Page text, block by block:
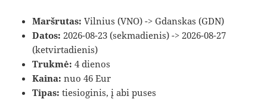
Maršrutas: Vilnius (VNO) -> Gdanskas (GDN)
Datos: 2026-08-23 (sekmadienis) -> 2026-08-27
(ketvirtadienis)
Trukmė: 4 dienos
Kaina: nuo 46 Eur
Tipas: tiesioginis, į abi puses